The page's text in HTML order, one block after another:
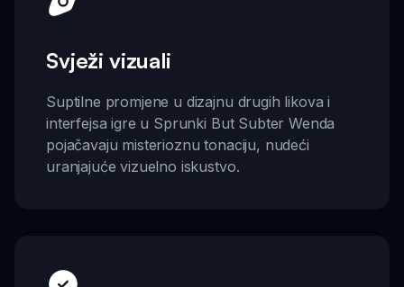
Svježi vizuali
Suptilne promjene u dizajnu drugih likova i
interfejsa igre u Sprunki But Subter Wenda
pojačavaju misterioznu tonaciju, nudeći
uranjajuće vizuelno iskustvo.